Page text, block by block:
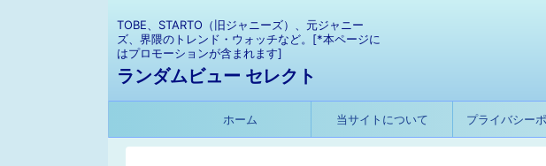
TOBE、STARTO（旧ジャニーズ）、元ジャニー
ズ、界隈のトレンド・ウォッチなど。[*本ページに
はプロモーションが含まれます]
ランダムビュー セレクト
ホーム 当サイトについて プライバシー